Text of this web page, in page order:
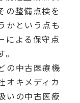
の整備点検を
かという点も
による保守点
の中古医療機
オキメディカ
いの中古医療